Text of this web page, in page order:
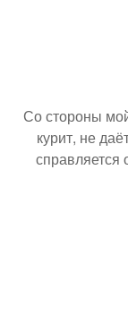
Со стороны
курит, не
справляется